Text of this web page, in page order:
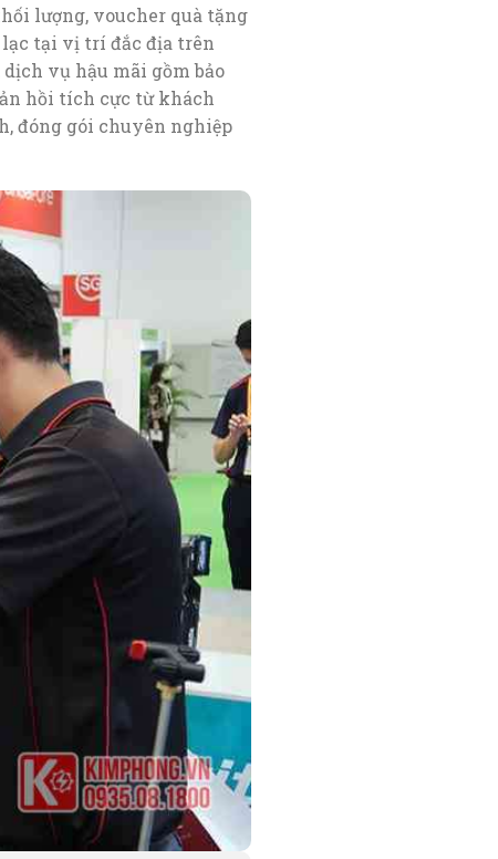
lượng, voucher quà tặng
tại vị trí đắc địa trên
vụ hậu mãi gồm bảo
hồi tích cực từ khách
đóng gói chuyên nghiệp